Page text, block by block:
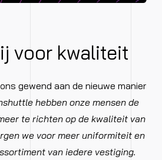
voor kwaliteit
gewend aan de nieuwe manier
hebben onze mensen de
te richten op de kwaliteit van
we voor meer uniformiteit en
van iedere vestiging.